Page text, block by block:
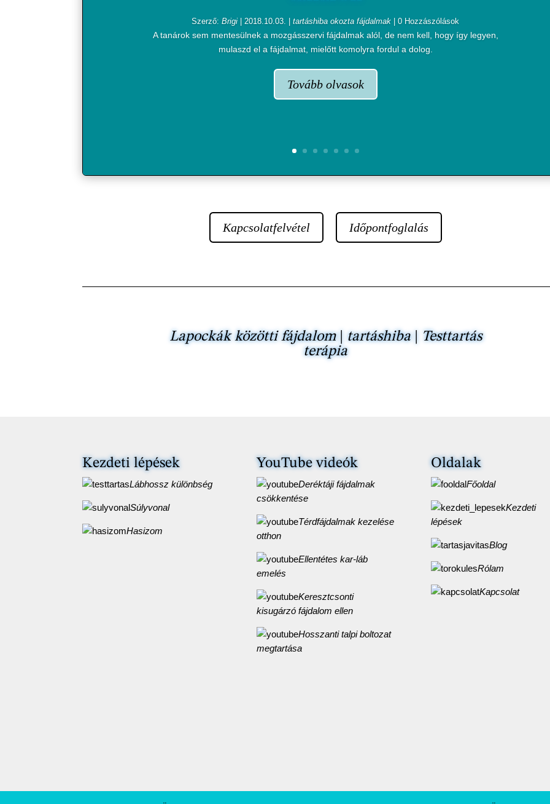
Szerző:Brigi 2018.10.03. |tartáshiba okozta fájdalmak | 0 Hozzászólások
A tanárok sem mentesülnek a mozgásszervi fájdalmak alól, de nem kell, hogy így legyen,
mulaszd el a fájdalmat, mielőtt komolyra fordul a dolog.
Tovább olvasok
Kapcsolatfelvétel Időpontfoglalás
Lapockák közötti fájdalom| tartáshiba|
Testtartás
terápia
Kezdeti lépések
Lábhossz különbség
Súlyvonal
Hasizom
YouTube videók
Deréktáji fájdalmak
csökkentése
Térdfájdalmak kezelése
otthon
Ellentétes kar-láb
emelés
Keresztcsonti
kisugárzó fájdalom ellen
Hosszanti talpi boltozat
megtartása
Oldalak
Főoldal
Kezdeti
lépések
Blog
Rólam
Kapcsolat